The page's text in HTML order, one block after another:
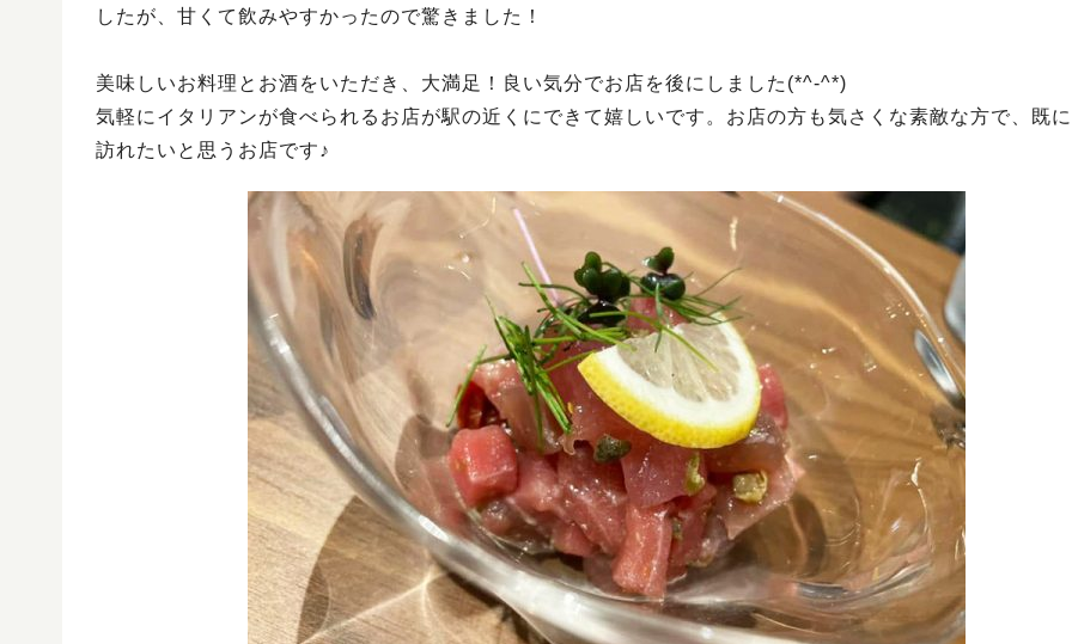
したが、甘くて飲みやすかったので驚きました！
美味しいお料理とお酒をいただき、大満足！良い気分でお店を後にしました(*^-^*)
気軽にイタリアンが食べられるお店が駅の近くにできて嬉しいです。お店の方も気さくな素敵な方で、既
訪れたいと思うお店です♪